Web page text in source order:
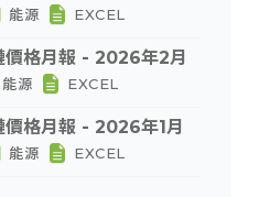
能源 EXCEL
價格月報 - 2026年2月
能源 EXCEL
價格月報 - 2026年1月
能源 EXCEL